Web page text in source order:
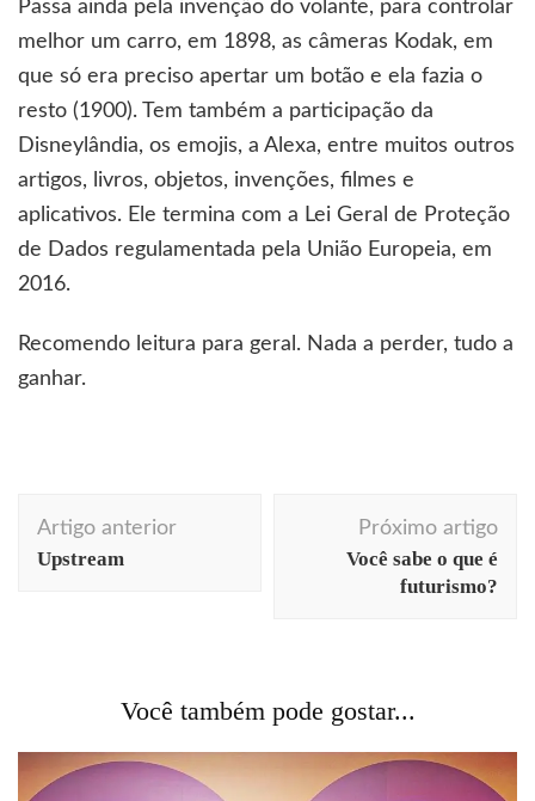
Passa ainda pela invenção do volante, para controlar
melhor um carro, em 1898, as câmeras Kodak, em
que só era preciso apertar um botão e ela fazia o
resto (1900). Tem também a participação da
Disneylândia, os emojis, a Alexa, entre muitos outros
artigos, livros, objetos, invenções, filmes e
aplicativos. Ele termina com a Lei Geral de Proteção
de Dados regulamentada pela União Europeia, em
2016.
Recomendo leitura para geral. Nada a perder, tudo a
ganhar.
de
post
Artigo anterior
Upstream
Próximo artigo
Você sabe o que é
futurismo?
Você também pode gostar...